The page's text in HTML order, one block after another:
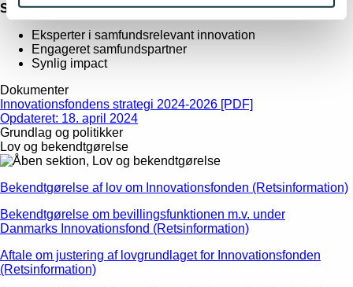
Strategiske fokusområder
Eksperter i samfundsrelevant innovation
Engageret samfundspartner
Synlig impact
Dokumenter
Innovationsfondens strategi 2024-2026 [PDF]
Opdateret: 18. april 2024
Grundlag og politikker
Lov og bekendtgørelse
Bekendtgørelse af lov om Innovationsfonden (Retsinformation)
Bekendtgørelse om bevillingsfunktionen m.v. under
Danmarks Innovationsfond (Retsinformation)
Aftale om justering af lovgrundlaget for Innovationsfonden
(Retsinformation)